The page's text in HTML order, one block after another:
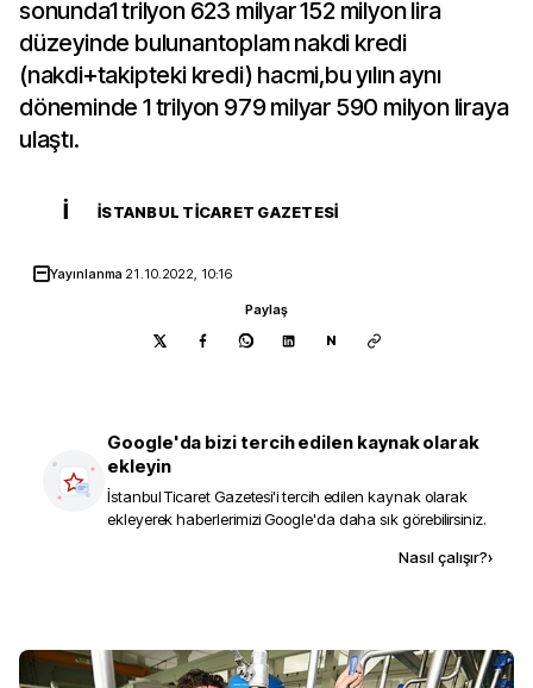
sonunda1 trilyon 623 milyar 152 milyon lira
düzeyinde bulunantoplam nakdi kredi
(nakdi+takipteki kredi) hacmi,bu yılın aynı
döneminde 1 trilyon 979 milyar 590 milyon liraya
ulaştı.
İ İSTANBUL TICARET GAZETESI
Yayınlanma 21.10.2022, 10:16
Paylaş
N
Google'da bizi tercih edilen kaynak olarak
ekleyin
İstanbul Ticaret Gazetesi'i tercih edilen kaynak olarak
ekleyerek haberlerimizi Google'da daha sık görebilirsiniz.
Nasıl çalışır?›